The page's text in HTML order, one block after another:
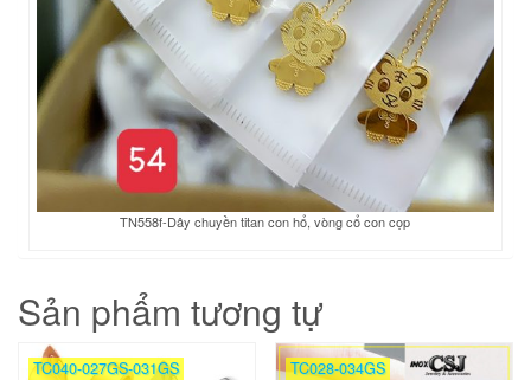
TN558f-Dây chuyền titan con hổ, vòng cổ con cọp
Sản phẩm tương tự
TC040-027GS-031GS TC028-034GS